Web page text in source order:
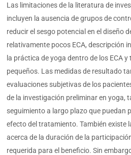
Las limitaciones de la literatura de
incluyen la ausencia de grupos de
reducir el sesgo potencial en el diseño
relativamente pocos ECA, descripción
la práctica de yoga dentro de los ECA
pequeños. Las medidas de resultado
evaluaciones subjetivas de los
de la investigación preliminar en yoga,
seguimiento a largo plazo que puedan
efecto del tratamiento. También existe
acerca de la duración de la
requerida para el beneficio. Sin